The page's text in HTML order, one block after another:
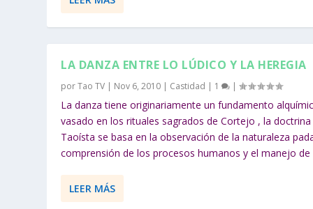
LA DANZA ENTRE LO LÚDICO Y LA HEREGIA
porTao TV | Nov 6, 2010 | Castidad | 1 |
La danza tiene originariamente un fundamento
vasado en los rituales sagrados de Cortejo , la doctrina
Taoísta se basa en la observación de la naturaleza
comprensión de los procesos humanos y el manejo de
LEER MÁS